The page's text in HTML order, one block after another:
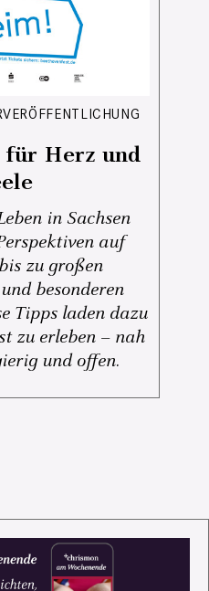
Herz und
in Sachsen
auf
zu großen
besonderen
Tipps laden dazu
zu erleben – nah
und offen.